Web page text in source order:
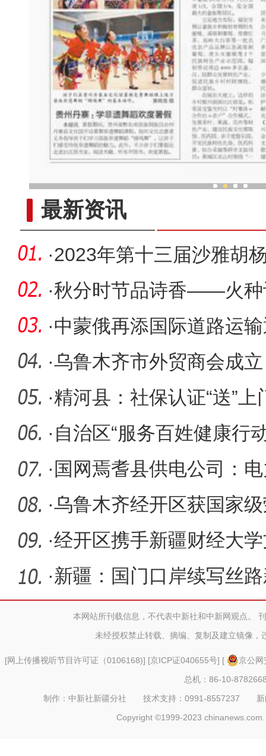
最新资讯
·2023年第十三届沙雅胡
艺术群英
·秋分时节品诗香——火种
乌鲁木齐
·中蒙俄再添国际道路运
里
·乌鲁木齐市外贸商会成立
·精河县：社保认证“送”
· 自治区“服务百姓健康行
县开
· 国网焉耆县供电公司：
好“丰”景
·乌鲁木齐经开区获国家
示范区
·经开区携手新疆财经大
造产学研
·新疆：国门口岸续写丝
本网站所刊载信息，不代表中新社和中新网观点。
未经授权禁止转载、摘编、复制及建立镜像，
[网上传播视听节目许可证（0106168)] [京ICP证040655号] [
京公
总机：86-10-
制作：中新社新疆分社 技术支持：0991-8557237
Copyright ©1999-2023